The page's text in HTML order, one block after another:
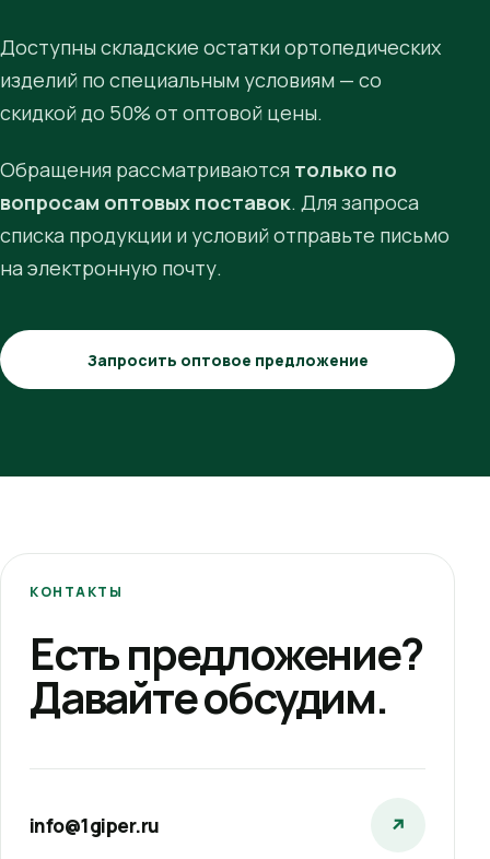
Доступны складские остатки ортопедических
изделий по специальным условиям — со
скидкой до 50% от оптовой цены.
Обращения рассматриваются только по
вопросам оптовых поставок. Для запроса
списка продукции и условий отправьте письмо
на электронную почту.
Запросить оптовое предложение
КОНТАКТЫ
Есть предложение?
Давайте обсудим.
info@1giper.ru ↗